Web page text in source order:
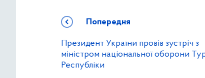
Попередня
Президент України провів зустріч з
міністром національної оборони
Республіки